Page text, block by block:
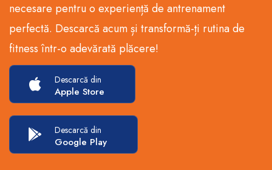
necesare pentru o experiență de antrenament
perfectă. Descarcă acum și transformă-ți rutina de
fitness într-o adevărată plăcere!
Descarcă din
Apple Store
Descarcă din
Google Play